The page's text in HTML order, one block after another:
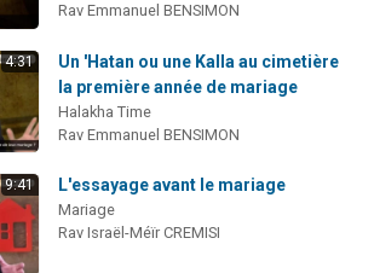
Rav Emmanuel BENSIMON
4:31
Un 'Hatan ou une Kalla au cimetière
la première année de mariage
Halakha Time
Rav Emmanuel BENSIMON
9:41 L'essayage avant le mariage
Mariage
Rav Israël-Méïr CREMISI